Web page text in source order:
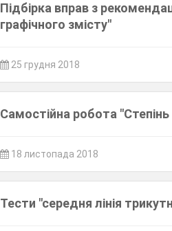
Підбірка вправ з
графічного змісту"
25 грудня 2018
Самостійна робота
18 листопада 2018
Тести "середня лінія